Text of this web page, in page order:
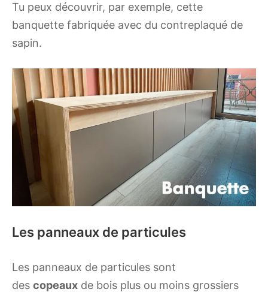
Tu peux découvrir, par exemple, cette
banquette fabriquée avec du contreplaqué de
sapin.
Les panneaux de particules
Les panneaux de particules sont
des copeaux de bois plus ou moins grossiers